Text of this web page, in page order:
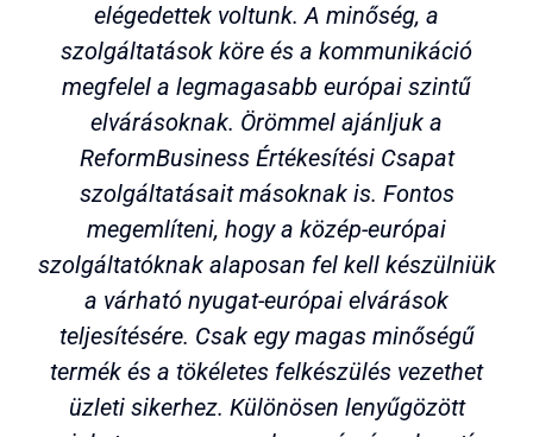
elégedettek voltunk. A minőség, a
szolgáltatások köre és a kommunikáció
megfelel a legmagasabb európai szintű
elvárásoknak. Örömmel ajánljuk a
ReformBusiness Értékesítési Csapat
szolgáltatásait másoknak is. Fontos
megemlíteni, hogy a közép-európai
szolgáltatóknak alaposan fel kell készülniük
a várható nyugat-európai elvárások
teljesítésére. Csak egy magas minőségű
termék és a tökéletes felkészülés vezethet
üzleti sikerhez. Különösen lenyűgözött